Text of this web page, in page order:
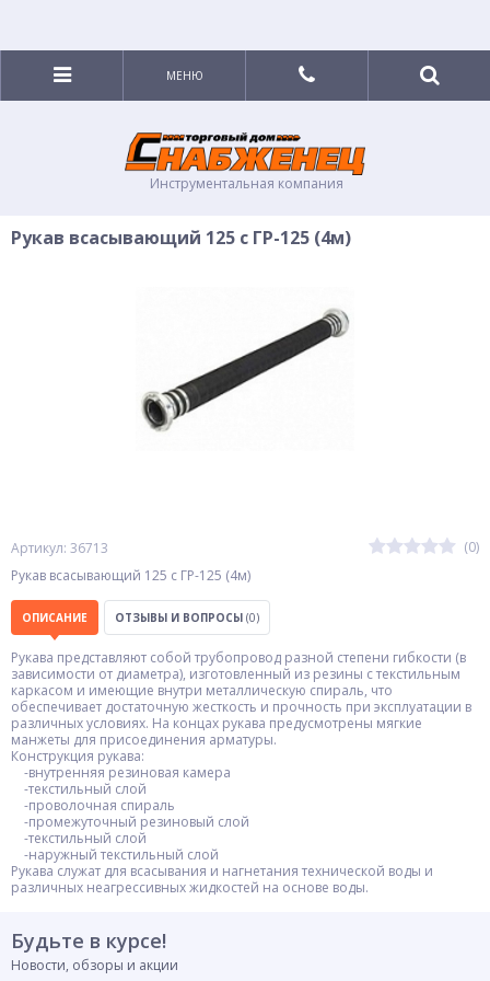
Инструментальная компания
МЕНЮ
Рукав всасывающий 125 с ГР-125 (4м)
Артикул: 36713
(0)
Рукав всасывающий 125 с ГР-125 (4м)
ОПИСАНИЕ ОТЗЫВЫ И ВОПРОСЫ (0)
Рукава представляют собой трубопровод разной степени гибкости (в
зависимости от диаметра), изготовленный из резины с текстильным
каркасом и имеющие внутри металлическую спираль, что
обеспечивает достаточную жесткость и прочность при эксплуатации в
различных условиях. На концах рукава предусмотрены мягкие
манжеты для присоединения арматуры.
Конструкция рукава:
-внутренняя резиновая камера
-текстильный слой
-проволочная спираль
-промежуточный резиновый слой
-текстильный слой
-наружный текстильный слой
Рукава служат для всасывания и нагнетания технической воды и
различных неагрессивных жидкостей на основе воды.
Будьте в курсе!
Новости, обзоры и акции